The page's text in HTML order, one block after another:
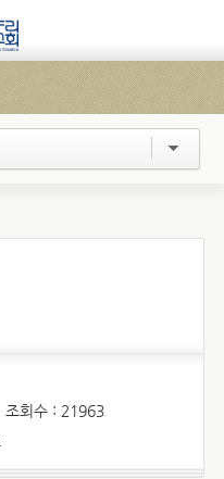
조회수 : 21963